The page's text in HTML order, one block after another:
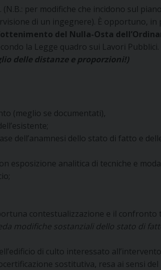
per modifiche che incidono sul
di un ingegnere). È opportuno,
del Nulla-Osta
la Legge quadro sui Lavori Pubblici.
delle distanze e proporzioni!)
(meglio se documentati),
dell’anamnesi dello stato di fatto e
esposizione analitica di tecniche e
contestualizzazione e il
modifiche sostanziali dello stato di
di culto interessato
sostitutiva, resa ai sensi del